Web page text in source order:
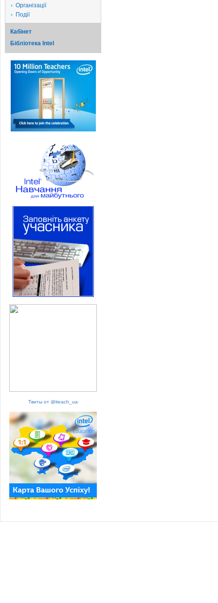
Організації
Події
Кабінет
Бібліотека Intel
Твиты от @iteach_ua